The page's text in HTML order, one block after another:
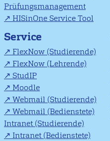
Prüfungsmanagement
HISinOne Service Tool
Service
FlexNow (Studierende)
FlexNow (Lehrende)
StudIP
Moodle
Webmail (Studierende)
Webmail (Bedienstete)
Intranet (Studierende)
Intranet (Bedienstete)